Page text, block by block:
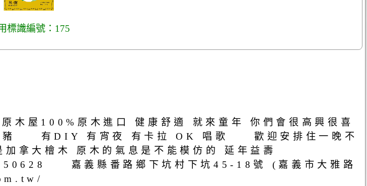
標識編號：175
木屋100%原木進口 健康舒適 就來童年 你們會很高興很喜
豬 有DIY 有宵夜 有卡拉 OK 唱歌 歡迎安排住一晚不
壁是加拿大檜木 原木的氣息是不能模仿的 延年益壽
嘉義縣番路鄉下坑村下坑45-18號 (嘉義市大雅路